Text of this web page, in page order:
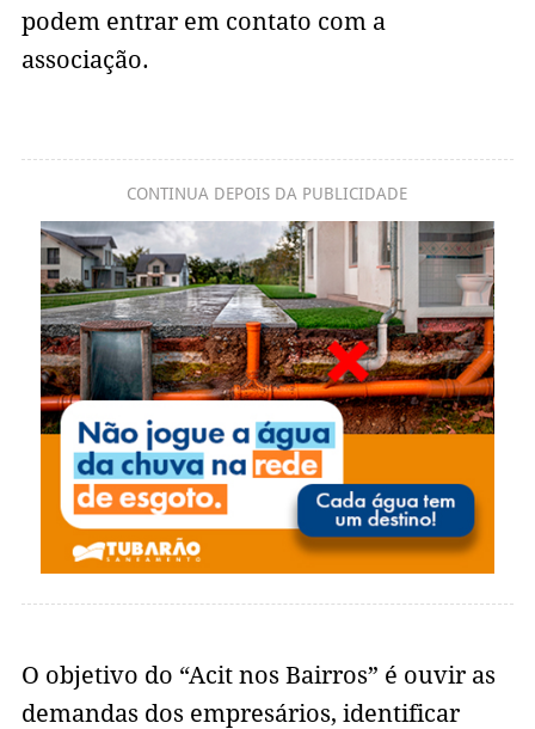
podem entrar em contato com a
associação.
CONTINUA DEPOIS DA PUBLICIDADE
O objetivo do “Acit nos Bairros” é ouvir as
demandas dos empresários, identificar